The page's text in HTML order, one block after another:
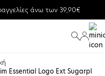
άνω των 39,90€
Essential Logo Ext Sugarpl